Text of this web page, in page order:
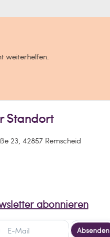
weiterhelfen.
Standort
23, 42857 Remscheid
abonnieren
Absenden